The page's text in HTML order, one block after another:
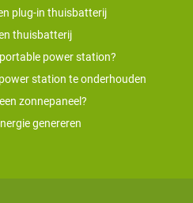
plug-in thuisbatterij
thuisbatterij
power station?
station te onderhouden
zonnepaneel?
genereren